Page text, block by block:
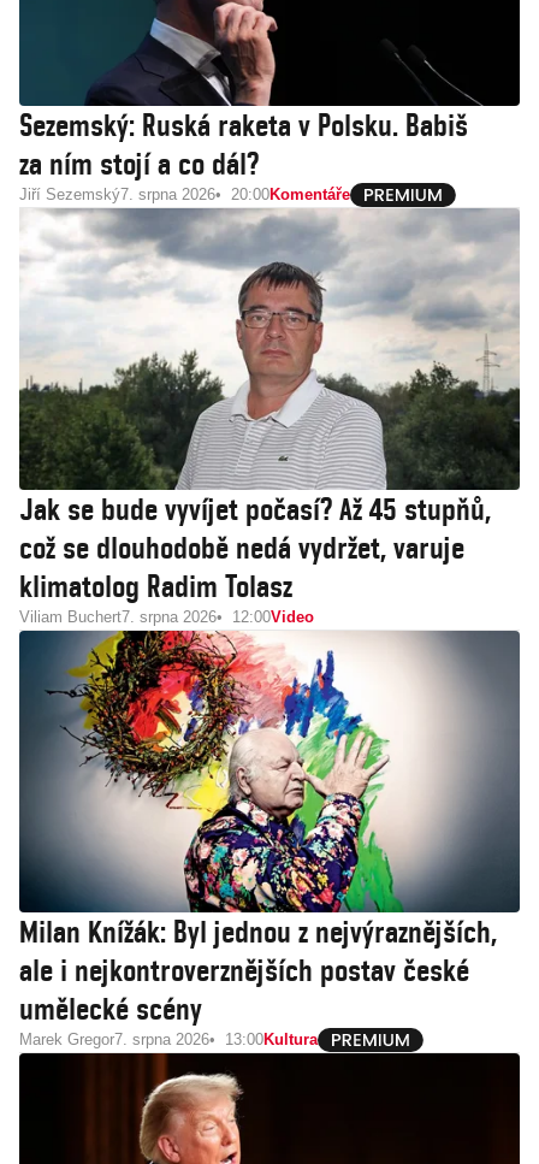
Sezemský: Ruská raketa v Polsku. Babiš
za ním stojí a co dál?
Jiří Sezemský7. srpna 2026 20:00Komentáře
Jak se bude vyvíjet počasí? Až 45 stupňů,
což se dlouhodobě nedá vydržet, varuje
klimatolog Radim Tolasz
Viliam Buchert7. srpna 2026 12:00Video
Milan Knížák: Byl jednou z nejvýraznějších,
ale i nejkontroverznějších postav české
umělecké scény
Marek Gregor7. srpna 2026 13:00Kultura